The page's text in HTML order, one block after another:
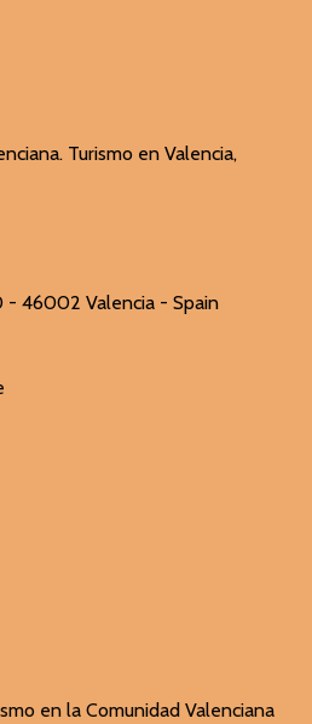
Turismo en Valencia,
- 46002 Valencia - Spain
en la Comunidad Valenciana